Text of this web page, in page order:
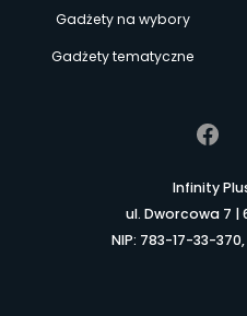
Gadżety na wybory
Gadżety tematyczne
Infinity
ul. Dworcowa 7 |
NIP: 783-17-33-370,